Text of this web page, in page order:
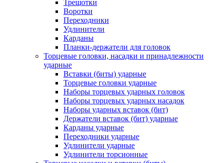
Трещотки
Воротки
Переходники
Удлинители
Карданы
Планки-держатели для головок
Торцевые головки, насадки и принадлежности
ударные
Вставки (биты) ударные
Торцевые головки ударные
Наборы торцевых ударных головок
Наборы торцевых ударных насадок
Наборы ударных вставок (бит)
Держатели вставок (бит) ударные
Карданы ударные
Переходники ударные
Удлинители ударные
Удлинители торсионные